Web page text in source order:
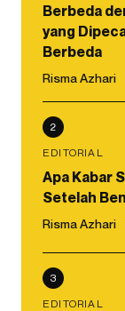
Berbeda
yang
Berbeda
Risma Azhari
2
EDITORIAL
Apa Kabar
Setelah
Risma Azhari
3
EDITORIAL